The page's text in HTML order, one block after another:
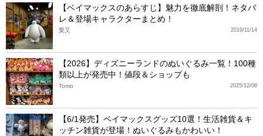
【ベイマックスのあらすじ】魅力を徹底解剖！ネタバ
レ＆登場キャラクターまとめ！
2019/11/14
栗又
【2026】ディズニーランドのぬいぐるみ一覧！100種
類以上が発売中！値段＆ショップも
2025/12/08
Tomo
【6/1発売】ベイマックスグッズ10選！生活雑貨＆キ
ッチン雑貨が登場！ぬいぐるみもかわいい！